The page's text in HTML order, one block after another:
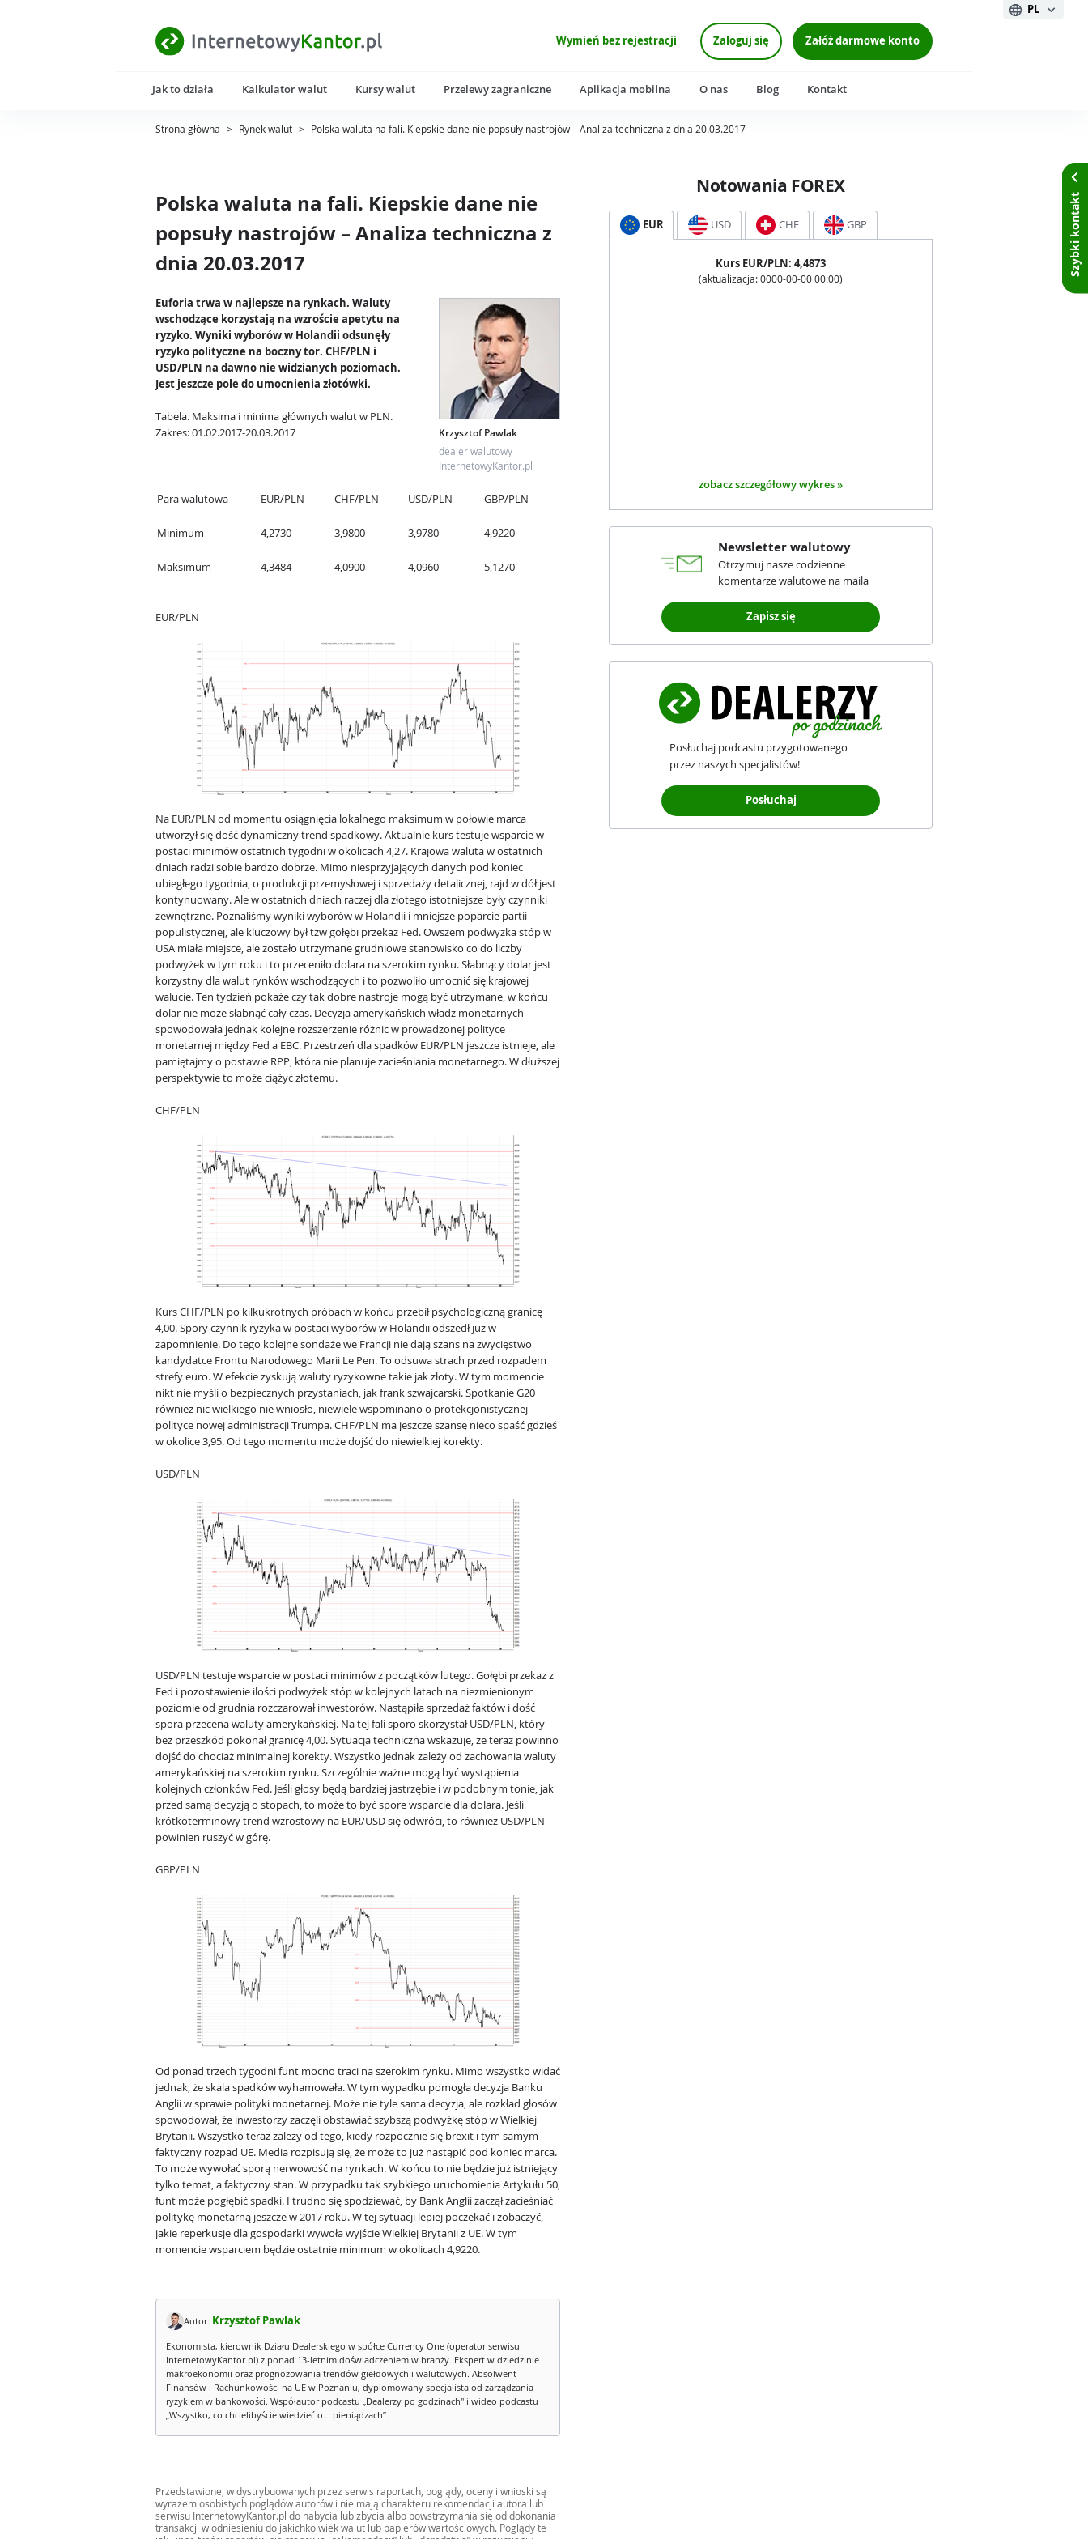
Wymień bez rejestracji Zaloguj się Załóż darmowe konto
PL
Jak to działa Kalkulator walut Kursy walut Przelewy zagraniczne Aplikacja mobilna O nas Blog Kontakt
Strona główna > Rynek walut > Polska waluta na fali. Kiepskie dane nie popsuły nastrojów – Analiza techniczna z dnia 20.03.2017
Polska waluta na fali. Kiepskie dane nie
popsuły nastrojów – Analiza techniczna z
dnia 20.03.2017
Krzysztof Pawlak
dealer walutowy
InternetowyKantor.pl
Euforia trwa w najlepsze na rynkach. Waluty
wschodzące korzystają na wzroście apetytu na
ryzyko. Wyniki wyborów w Holandii odsunęły
ryzyko polityczne na boczny tor. CHF/PLN i
USD/PLN na dawno nie widzianych poziomach.
Jest jeszcze pole do umocnienia złotówki.
Tabela. Maksima i minima głównych walut w PLN.
Zakres: 01.02.2017-20.03.2017
Para walutowa EUR/PLN CHF/PLN USD/PLN GBP/PLN
Minimum 4,2730 3,9800 3,9780 4,9220
Maksimum 4,3484 4,0900 4,0960 5,1270
EUR/PLN
Na EUR/PLN od momentu osiągnięcia lokalnego maksimum w połowie marca
utworzył się dość dynamiczny trend spadkowy. Aktualnie kurs testuje wsparcie w
postaci minimów ostatnich tygodni w okolicach 4,27. Krajowa waluta w ostatnich
dniach radzi sobie bardzo dobrze. Mimo niesprzyjających danych pod koniec
ubiegłego tygodnia, o produkcji przemysłowej i sprzedaży detalicznej, rajd w dół jest
kontynuowany. Ale w ostatnich dniach raczej dla złotego istotniejsze były czynniki
zewnętrzne. Poznaliśmy wyniki wyborów w Holandii i mniejsze poparcie partii
populistycznej, ale kluczowy był tzw gołębi przekaz Fed. Owszem podwyżka stóp w
USA miała miejsce, ale zostało utrzymane grudniowe stanowisko co do liczby
podwyżek w tym roku i to przeceniło dolara na szerokim rynku. Słabnący dolar jest
korzystny dla walut rynków wschodzących i to pozwoliło umocnić się krajowej
walucie. Ten tydzień pokaże czy tak dobre nastroje mogą być utrzymane, w końcu
dolar nie może słabnąć cały czas. Decyzja amerykańskich władz monetarnych
spowodowała jednak kolejne rozszerzenie różnic w prowadzonej polityce
monetarnej między Fed a EBC. Przestrzeń dla spadków EUR/PLN jeszcze istnieje, ale
pamiętajmy o postawie RPP, która nie planuje zacieśniania monetarnego. W dłuższej
perspektywie to może ciążyć złotemu.
CHF/PLN
Kurs CHF/PLN po kilkukrotnych próbach w końcu przebił psychologiczną granicę
4,00. Spory czynnik ryzyka w postaci wyborów w Holandii odszedł już w
zapomnienie. Do tego kolejne sondaże we Francji nie dają szans na zwycięstwo
kandydatce Frontu Narodowego Marii Le Pen. To odsuwa strach przed rozpadem
strefy euro. W efekcie zyskują waluty ryzykowne takie jak złoty. W tym momencie
nikt nie myśli o bezpiecznych przystaniach, jak frank szwajcarski. Spotkanie G20
również nic wielkiego nie wniosło, niewiele wspominano o protekcjonistycznej
polityce nowej administracji Trumpa. CHF/PLN ma jeszcze szansę nieco spaść gdzieś
w okolice 3,95. Od tego momentu może dojść do niewielkiej korekty.
USD/PLN
USD/PLN testuje wsparcie w postaci minimów z początków lutego. Gołębi przekaz z
Fed i pozostawienie ilości podwyżek stóp w kolejnych latach na niezmienionym
poziomie od grudnia rozczarował inwestorów. Nastąpiła sprzedaż faktów i dość
spora przecena waluty amerykańskiej. Na tej fali sporo skorzystał USD/PLN, który
bez przeszkód pokonał granicę 4,00. Sytuacja techniczna wskazuje, że teraz powinno
dojść do chociaż minimalnej korekty. Wszystko jednak zależy od zachowania waluty
amerykańskiej na szerokim rynku. Szczególnie ważne mogą być wystąpienia
kolejnych członków Fed. Jeśli głosy będą bardziej jastrzębie i w podobnym tonie, jak
przed samą decyzją o stopach, to może to być spore wsparcie dla dolara. Jeśli
krótkoterminowy trend wzrostowy na EUR/USD się odwróci, to również USD/PLN
powinien ruszyć w górę.
GBP/PLN
Od ponad trzech tygodni funt mocno traci na szerokim rynku. Mimo wszystko widać
jednak, że skala spadków wyhamowała. W tym wypadku pomogła decyzja Banku
Anglii w sprawie polityki monetarnej. Może nie tyle sama decyzja, ale rozkład głosów
spowodował, że inwestorzy zaczęli obstawiać szybszą podwyżkę stóp w Wielkiej
Brytanii. Wszystko teraz zależy od tego, kiedy rozpocznie się brexit i tym samym
faktyczny rozpad UE. Media rozpisują się, że może to już nastąpić pod koniec marca.
To może wywołać sporą nerwowość na rynkach. W końcu to nie będzie już istniejący
tylko temat, a faktyczny stan. W przypadku tak szybkiego uruchomienia Artykułu 50,
funt może pogłębić spadki. I trudno się spodziewać, by Bank Anglii zaczął zacieśniać
politykę monetarną jeszcze w 2017 roku. W tej sytuacji lepiej poczekać i zobaczyć,
jakie reperkusje dla gospodarki wywoła wyjście Wielkiej Brytanii z UE. W tym
momencie wsparciem będzie ostatnie minimum w okolicach 4,9220.
Autor: Krzysztof Pawlak
Ekonomista, kierownik Działu Dealerskiego w spółce Currency One (operator serwisu
InternetowyKantor.pl) z ponad 13-letnim doświadczeniem w branży. Ekspert w dziedzinie
makroekonomii oraz prognozowania trendów giełdowych i walutowych. Absolwent
Finansów i Rachunkowości na UE w Poznaniu, dyplomowany specjalista od zarządzania
ryzykiem w bankowości. Współautor podcastu „Dealerzy po godzinach" i wideo podcastu
„Wszystko, co chcielibyście wiedzieć o... pieniądzach”.
Przedstawione, w dystrybuowanych przez serwis raportach, poglądy, oceny i wnioski są
wyrazem osobistych poglądów autorów i nie mają charakteru rekomendacji autora lub
serwisu InternetowyKantor.pl do nabycia lub zbycia albo powstrzymania się od dokonania
transakcji w odniesieniu do jakichkolwiek walut lub papierów wartościowych. Poglądy te
Notowania FOREX
EUR USD CHF GBP
Kurs EUR/PLN: 4,4873
(aktualizacja: 0000-00-00 00:00)
zobacz szczegółowy wykres »
Newsletter walutowy
Otrzymuj nasze codzienne
komentarze walutowe na maila
Zapisz się
Posłuchaj podcastu przygotowanego
przez naszych specjalistów!
Posłuchaj
Szybki kontakt